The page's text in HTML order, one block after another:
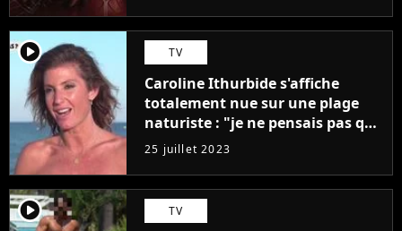
player2 TV
Caroline Ithurbide s'affiche
totalement nue sur une plage
naturiste : "je ne pensais pas que
j'arriverais à le faire..."
25 juillet 2023
player2 TV